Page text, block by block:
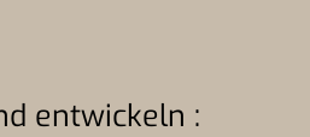
entwickeln :